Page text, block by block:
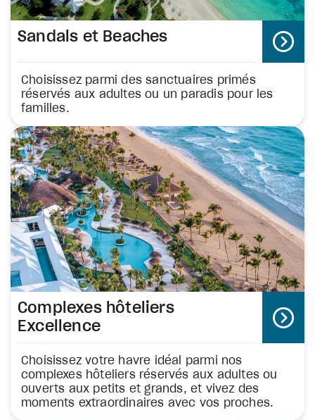
Sandals et Beaches
Choisissez parmi des sanctuaires primés
réservés aux adultes ou un paradis pour les
familles.
Complexes hôteliers
Excellence
Choisissez votre havre idéal parmi nos
complexes hôteliers réservés aux adultes ou
ouverts aux petits et grands, et vivez des
moments extraordinaires avec vos proches.